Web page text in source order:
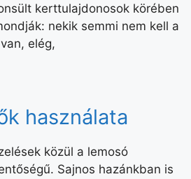
kerttulajdonosok körében
nekik semmi nem kell a
elég,
használata
közül a lemosó
Sajnos hazánkban is